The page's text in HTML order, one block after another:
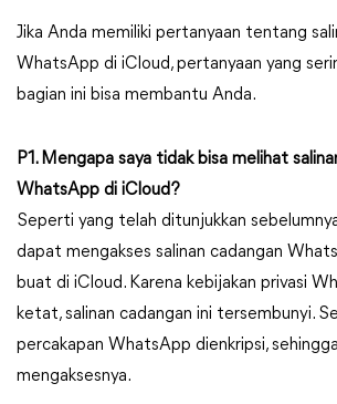
Jika Anda memiliki pertanyaan tentang
WhatsApp di iCloud, pertanyaan yang
bagian ini bisa membantu Anda.
P1. Mengapa saya tidak bisa melihat
WhatsApp di iCloud?
Seperti yang telah ditunjukkan
dapat mengakses salinan cadangan
buat di iCloud. Karena kebijakan privasi
ketat, salinan cadangan ini tersembunyi.
percakapan WhatsApp dienkripsi,
mengaksesnya.